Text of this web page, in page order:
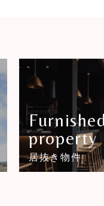
property
居抜き物件